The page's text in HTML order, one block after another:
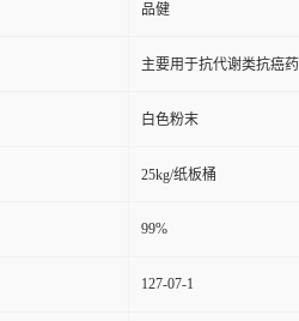
品健
主要用于抗代谢类抗癌药
白色粉末
25kg/纸板桶
99%
127-07-1